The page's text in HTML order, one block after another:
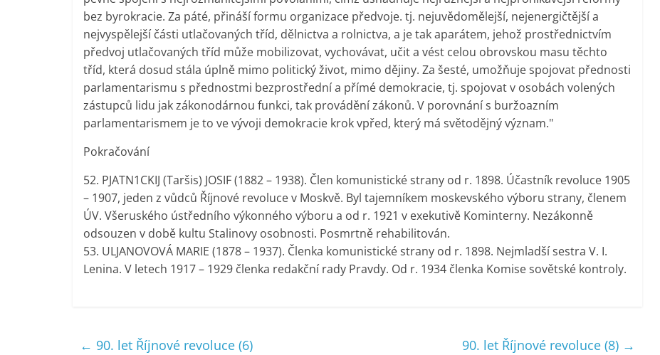
bez byrokracie. Za páté, přináší formu organizace předvoje. tj. nejuvědomělejší, nejenergičtější a
nejvyspělejší části utlačovaných tříd, dělnictva a rolnictva, a je tak aparátem, jehož prostřednictvím
předvoj utlačovaných tříd může mobilizovat, vychovávat, učit a vést celou obrovskou masu těchto
tříd, která dosud stála úplně mimo politický život, mimo dějiny. Za šesté, umožňuje spojovat přednosti
parlamentarismu s přednostmi bezprostřední a přímé demokracie, tj. spojovat v osobách volených
zástupců lidu jak zákonodárnou funkci, tak provádění zákonů. V porovnání s buržoazním
parlamentarismem je to ve vývoji demokracie krok vpřed, který má světodějný význam."
Pokračování
52. PJATN1CKIJ (Taršis) JOSIF (1882 – 1938). Člen komunistické strany od r. 1898. Účastník revoluce 1905
– 1907, jeden z vůdců Říjnové revoluce v Moskvě. Byl tajemníkem moskevského výboru strany, členem
ÚV. Všeruského ústředního výkonného výboru a od r. 1921 v exekutivě Kominterny. Nezákonně
odsouzen v době kultu Stalinovy osobnosti. Posmrtně rehabilitován.
53. ULJANOVOVÁ MARIE (1878 – 1937). Členka komunistické strany od r. 1898. Nejmladší sestra V. I.
Lenina. V letech 1917 – 1929 členka redakční rady Pravdy. Od r. 1934 členka Komise sovětské kontroly.
← 90. let Říjnové revoluce (6) 90. let Říjnové revoluce (8) →